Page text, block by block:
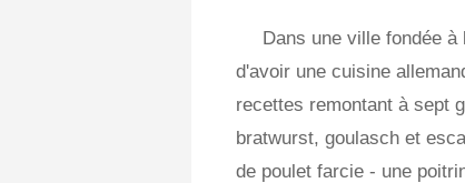
Dans une ville fondée
d'avoir une cuisine
recettes remontant à sept
bratwurst, goulasch et
de poulet farcie - une